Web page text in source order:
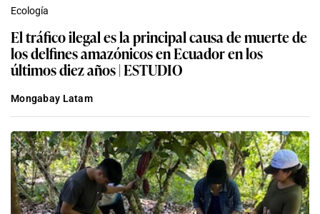
Ecología
El tráfico ilegal es la principal causa de muerte de
los delfines amazónicos en Ecuador en los
últimos diez años | ESTUDIO
Mongabay Latam